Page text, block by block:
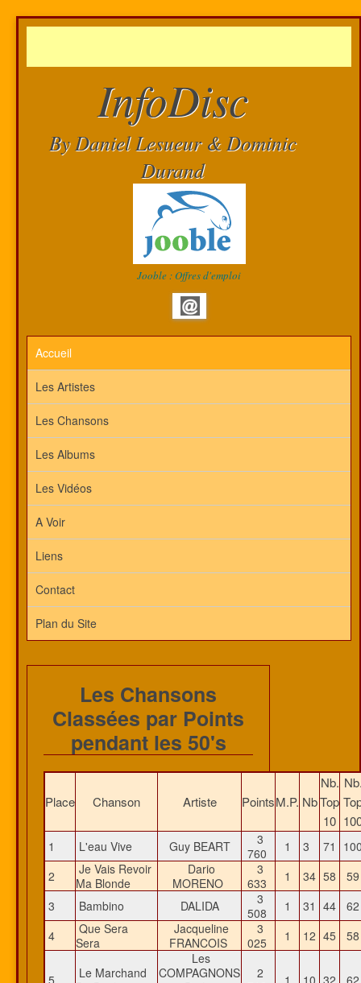
InfoDisc
By Daniel Lesueur & Dominic
Durand
Jooble : Offres d'emploi
Accueil
Les Artistes
Les Chansons
Les Albums
Les Vidéos
A Voir
Liens
Contact
Plan du Site
Les Chansons
Classées par Points
pendant les 50's
Place Chanson Artiste PointsM.P. Nb
Nb.
Top
10
1 L'eau Vive Guy BEART
3
760
1 3 71
2
Je Vais Revoir
Ma Blonde
Dario
MORENO
3
633
1 34 58
3
Bambino DALIDA
3
508
1 31 44
4
Que Sera
Sera
Jacqueline
FRANCOIS
3
025
1 12 45
5
Le Marchand
Les
COMPAGNONS
2
1 10 32